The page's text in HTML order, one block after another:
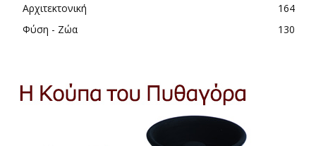
Αρχιτεκτονική
164
Φύση - Ζώα
130